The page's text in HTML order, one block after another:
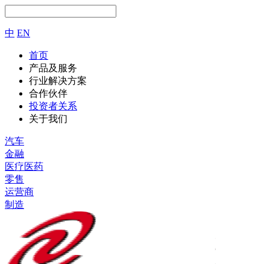
中 EN
首页
产品及服务
行业解决方案
合作伙伴
投资者关系
关于我们
汽车
金融
医疗医药
零售
运营商
制造